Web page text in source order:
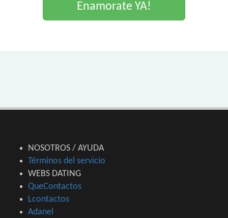
Enamorate YA!
NOSOTROS / AYUDA
Términos del servicio
WEBS DATING
QueContactos
Lcontactos
Adanel